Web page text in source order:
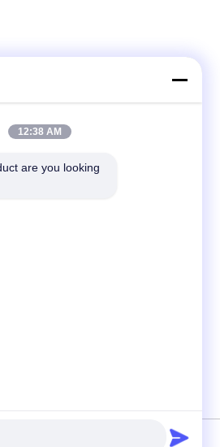
Accessories Ltd . সব সর্বস্বত্ব সংরক্ষিত.
12:38 AM
are you looking